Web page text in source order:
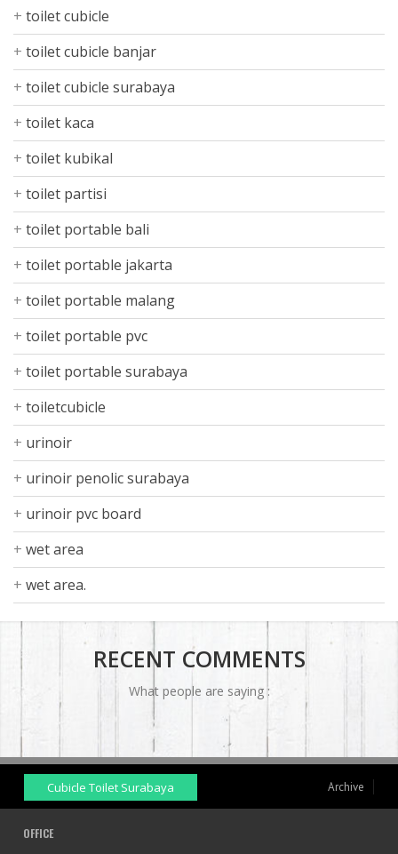
toilet cubicle
toilet cubicle banjar
toilet cubicle surabaya
toilet kaca
toilet kubikal
toilet partisi
toilet portable bali
toilet portable jakarta
toilet portable malang
toilet portable pvc
toilet portable surabaya
toiletcubicle
urinoir
urinoir penolic surabaya
urinoir pvc board
wet area
wet area.
RECENT COMMENTS
What people are saying :
Cubicle Toilet Surabaya Archive
OFFICE